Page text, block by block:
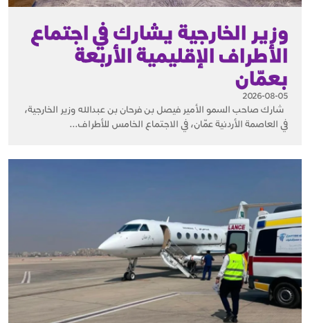
وزير الخارجية يشارك في اجتماع
الأطراف الإقليمية الأربعة
بعمّان
2026-08-05
شارك صاحب السمو الأمير فيصل بن فرحان بن عبدالله وزير الخارجية،
في العاصمة الأردنية عمّان، في الاجتماع الخامس للأطراف...